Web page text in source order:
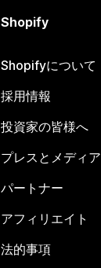
Shopify
Shopifyについて
採用情報
投資家の皆様へ
プレスとメディア
パートナー
アフィリエイト
法的事項